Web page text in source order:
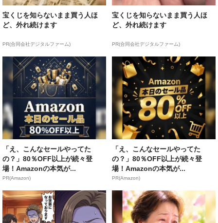
宝くじを知らないまま買う人ほ
ど、外れ続けます
PR(合同会社デジタルファーム)
宝くじを知らないまま買う人ほ
ど、外れ続けます
PR(合同会社デジタルファーム)
「え、こんなセールやってた
の？」80％OFF以上が続々登
場！Amazonの本気が...
PR(Amazon)
「え、こんなセールやってた
の？」80％OFF以上が続々登
場！Amazonの本気が...
PR(Amazon)